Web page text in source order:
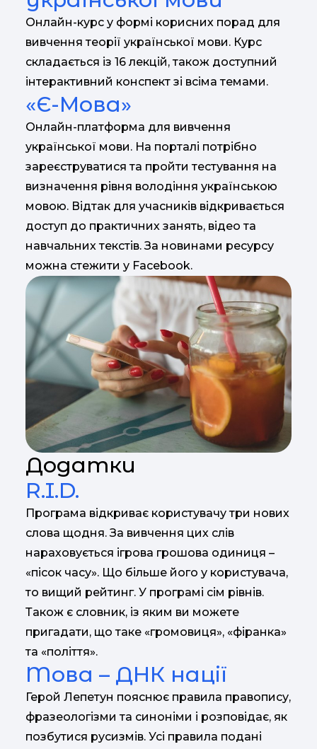
Онлайн-курс у формі корисних порад для
вивчення теорії української мови. Курс
складається із 16 лекцій, також доступний
інтерактивний конспект зі всіма темами.
«Є-Мова»
Онлайн-платформа для вивчення
української мови. На порталі потрібно
зареєструватися та пройти тестування на
визначення рівня володіння українською
мовою. Відтак для учасників відкривається
доступ до практичних занять, відео та
навчальних текстів. За новинами ресурсу
можна стежити у Facebook.
Додатки
R.I.D.
Програма відкриває користувачу три нових
слова щодня. За вивчення цих слів
нараховується ігрова грошова одиниця –
«пісок часу». Що більше його у користувача,
то вищий рейтинг. У програмі сім рівнів.
Також є словник, із яким ви можете
пригадати, що таке «громовиця», «фіранка»
та «поліття».
Moва – ДНК нації
Герой Лепетун пояснює правила правопису,
фразеологізми та синоніми і розповідає, як
позбутися русизмів. Усі правила подані